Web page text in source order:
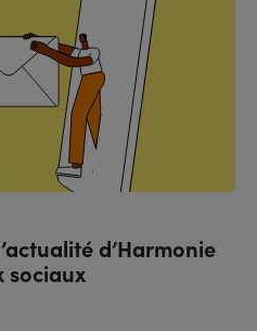
d’Harmonie
sociaux